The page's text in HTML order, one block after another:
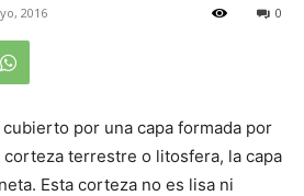
2016 0
por una capa formada por
terrestre o litosfera, la capa
Esta corteza no es lisa ni